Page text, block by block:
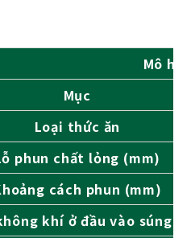
Mô
Mục
Loại thức ăn
phun chất lỏng (mm)
cách phun (mm)
khí ở đầu vào súng